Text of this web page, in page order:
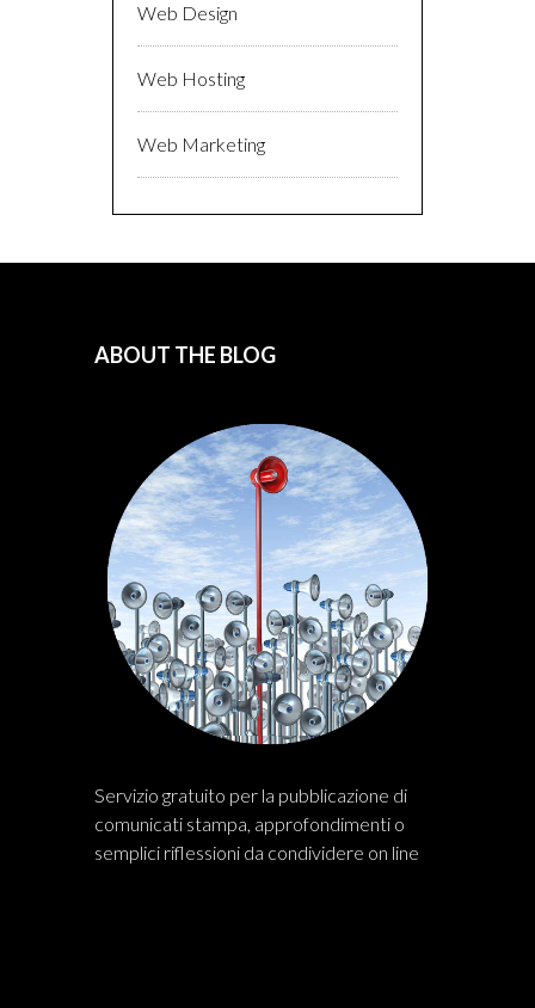
Web Design
Web Hosting
Web Marketing
ABOUT THE BLOG
Servizio gratuito per la pubblicazione di
comunicati stampa, approfondimenti o
semplici riflessioni da condividere on line